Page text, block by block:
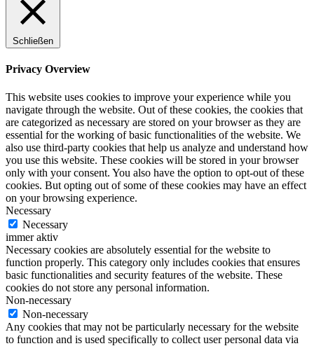
Schließen
Privacy Overview
This website uses cookies to improve your experience while you
navigate through the website. Out of these cookies, the cookies that
are categorized as necessary are stored on your browser as they are
essential for the working of basic functionalities of the website. We
also use third-party cookies that help us analyze and understand how
you use this website. These cookies will be stored in your browser
only with your consent. You also have the option to opt-out of these
cookies. But opting out of some of these cookies may have an effect
on your browsing experience.
Necessary
Necessary
immer aktiv
Necessary cookies are absolutely essential for the website to
function properly. This category only includes cookies that ensures
basic functionalities and security features of the website. These
cookies do not store any personal information.
Non-necessary
Non-necessary
Any cookies that may not be particularly necessary for the website
to function and is used specifically to collect user personal data via